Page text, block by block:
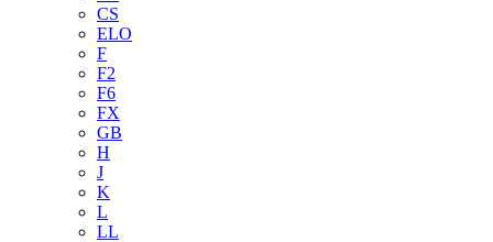
CS
ELO
F
F2
F6
FX
GB
H
J
K
L
LL